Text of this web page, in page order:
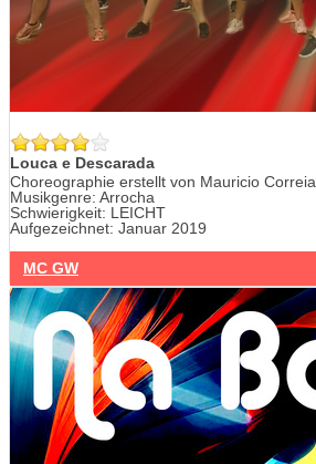
Louca e Descarada
Choreographie erstellt von Mauricio Correia
Musikgenre: Arrocha
Schwierigkeit: LEICHT
Aufgezeichnet: Januar 2019
MC GW